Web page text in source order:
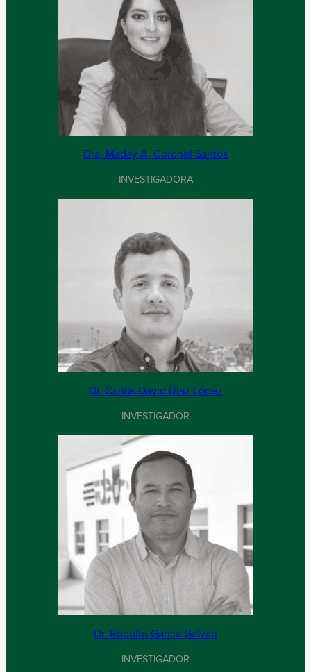
Dra. Maday A. Coronel Santos
INVESTIGADORA
Dr. Carlos David Díaz López
INVESTIGADOR
Dr. Rodolfo García Galván
INVESTIGADOR